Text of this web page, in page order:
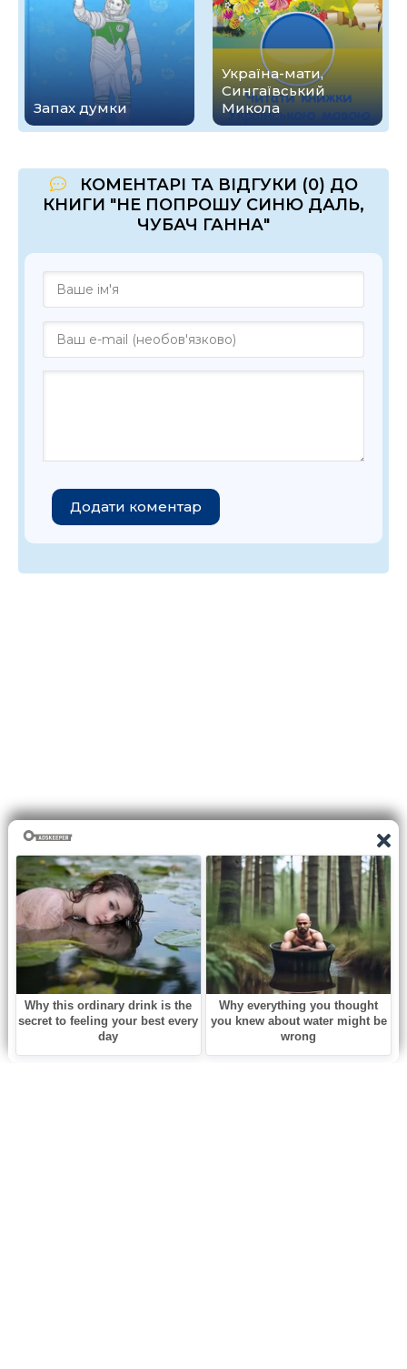
Запах думки
Україна-мати,
Сингаївський
Микола
КОМЕНТАРІ ТА ВІДГУКИ (0) ДО
КНИГИ "НЕ ПОПРОШУ СИНЮ ДАЛЬ,
ЧУБАЧ ГАННА"
Додати коментар